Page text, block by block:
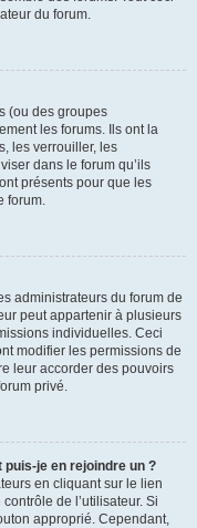
du forum.
(ou des groupes
les forums. Ils ont la
les verrouiller, les
dans le forum qu’ils
présents pour que les
forum.
administrateurs du forum de
peut appartenir à plusieurs
individuelles. Ceci
modifier les permissions de
leur accorder des pouvoirs
privé.
je en rejoindre un ?
en cliquant sur le lien
de l’utilisateur. Si
approprié. Cependant,